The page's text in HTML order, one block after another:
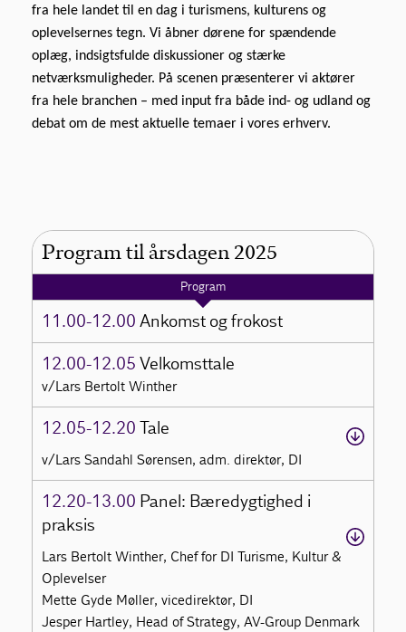
fra hele landet til en dag i turismens, kulturens og
oplevelsernes tegn. Vi åbner dørene for spændende
oplæg, indsigtsfulde diskussioner og stærke
netværksmuligheder. På scenen præsenterer vi aktører
fra hele branchen – med input fra både ind- og udland og
debat om de mest aktuelle temaer i vores erhverv.
Program til årsdagen 2025
Program
11.00-12.00 Ankomst og frokost
12.00-12.05 Velkomsttale
v/Lars Bertolt Winther
12.05-12.20 Tale
v/Lars Sandahl Sørensen, adm. direktør, DI
12.20-13.00 Panel: Bæredygtighed i
praksis
Lars Bertolt Winther, Chef for DI Turisme, Kultur &
Oplevelser
Mette Gyde Møller, vicedirektør, DI
Jesper Hartley, Head of Strategy, AV-Group Denmark